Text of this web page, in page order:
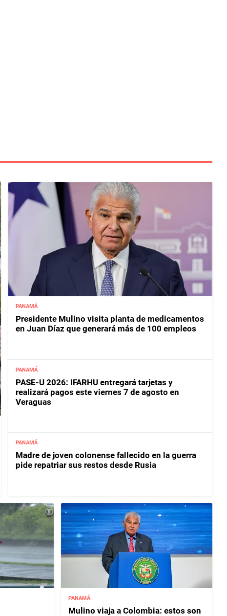
PANAMÁ
Presidente Mulino visita planta de medicamentos
en Juan Díaz que generará más de 100 empleos
PANAMÁ
PASE-U 2026: IFARHU entregará tarjetas y
realizará pagos este viernes 7 de agosto en
Veraguas
PANAMÁ
Madre de joven colonense fallecido en la guerra
pide repatriar sus restos desde Rusia
PANAMÁ
Mulino viaja a Colombia: estos son